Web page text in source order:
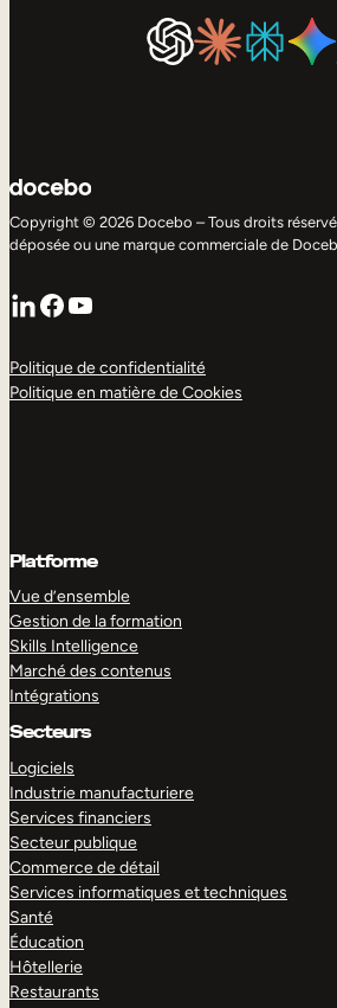
Copyright © 2026 Docebo – Tous droits
déposée ou une marque commerciale de
LinkedIn
Facebook
YouTube
Politique de confidentialité
Politique en matière de Cookies
Platforme
Vue d’ensemble
Gestion de la formation
Skills Intelligence
Marché des contenus
Intégrations
Secteurs
Logiciels
Industrie manufacturiere
Services financiers
Secteur publique
Commerce de détail
Services informatiques et techniques
Santé
Éducation
Hôtellerie
Restaurants